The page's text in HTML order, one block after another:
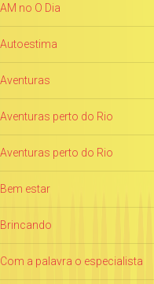
AM no O Dia
Autoestima
Aventuras
Aventuras perto do Rio
Aventuras perto do Rio
Bem estar
Brincando
Com a palavra o especialista